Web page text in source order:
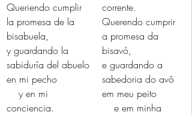
Queriendo cumplir
la promesa de la
bisabuela,
y guardando la
sabiduría del abuelo
en mi pecho
y en mi
conciencia.
corrente.
Querendo cumprir
a promesa da
bisavó,
e guardando a
sabedoria do avô
em meu peito
e em minha